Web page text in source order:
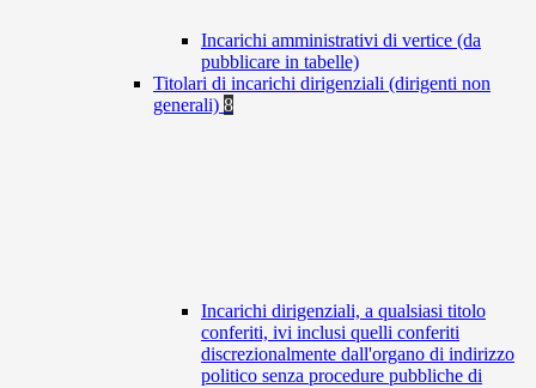
Incarichi amministrativi di vertice (da
pubblicare in tabelle)
Titolari di incarichi dirigenziali (dirigenti non
generali) 8
Incarichi dirigenziali, a qualsiasi titolo
conferiti, ivi inclusi quelli conferiti
discrezionalmente dall'organo di indirizzo
politico senza procedure pubbliche di